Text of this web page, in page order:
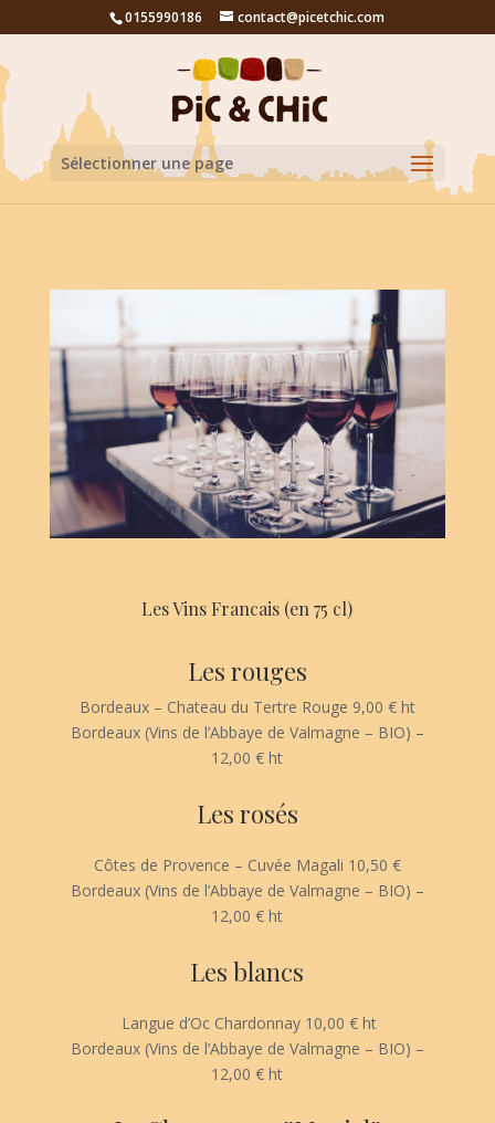
0155990186 contact@picetchic.com
Sélectionner une page
Les Vins Francais (en 75 cl)
Les rouges
Bordeaux – Chateau du Tertre Rouge 9,00 € ht
Bordeaux (Vins de l’Abbaye de Valmagne – BIO) –
12,00 € ht
Les rosés
Côtes de Provence – Cuvée Magali 10,50 €
Bordeaux (Vins de l’Abbaye de Valmagne – BIO) –
12,00 € ht
Les blancs
Langue d’Oc Chardonnay 10,00 € ht
Bordeaux (Vins de l’Abbaye de Valmagne – BIO) –
12,00 € ht